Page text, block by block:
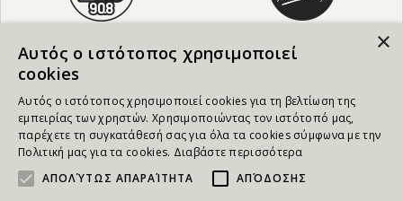
×
Αυτός ο ιστότοπος χρησιμοποιεί
cookies
Αυτός ο ιστότοπος χρησιμοποιεί cookies για τη βελτίωση της
εμπειρίας των χρηστών. Χρησιμοποιώντας τον ιστότοπό μας,
παρέχετε τη συγκατάθεσή σας για όλα τα cookies σύμφωνα με την
Πολιτική μας για τα cookies. Διαβάστε περισσότερα
ΑΠΟΛΎΤΩΣ ΑΠΑΡΑΊΤΗΤΑ
ΑΠΌΔΟΣΗΣ